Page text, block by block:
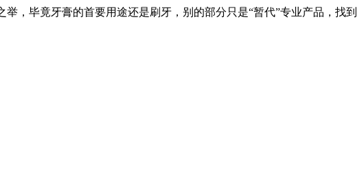
，毕竟牙膏的首要用途还是刷牙，别的部分只是“暂代”专业产品，找到